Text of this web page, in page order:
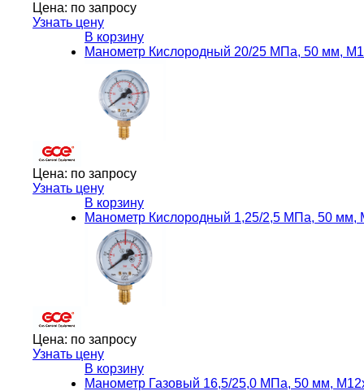
Цена: по запросу
Узнать цену
В корзину
Манометр Кислородный 20/25 МПа, 50 мм,
Цена: по запросу
Узнать цену
В корзину
Манометр Кислородный 1,25/2,5 МПа, 50 мм,
Цена: по запросу
Узнать цену
В корзину
Манометр Газовый 16,5/25,0 МПа, 50 мм,